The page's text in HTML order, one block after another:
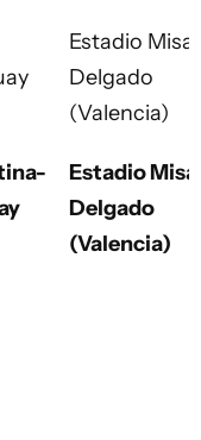
Estadio
Delgado
(Valencia)
Estadio
Delgado
(Valencia)